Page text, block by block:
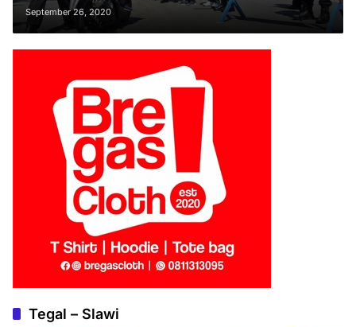
Pencanangan Perbup Nomor 62
Tahun 2020
September 26, 2020
Tegal – Slawi